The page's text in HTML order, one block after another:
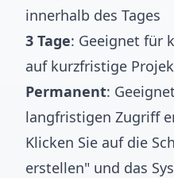
innerhalb des Tages
3 Tage: Geeignet für
auf kurzfristige
Permanent:
langfristigen Zugriff
Klicken Sie auf die
erstellen" und das